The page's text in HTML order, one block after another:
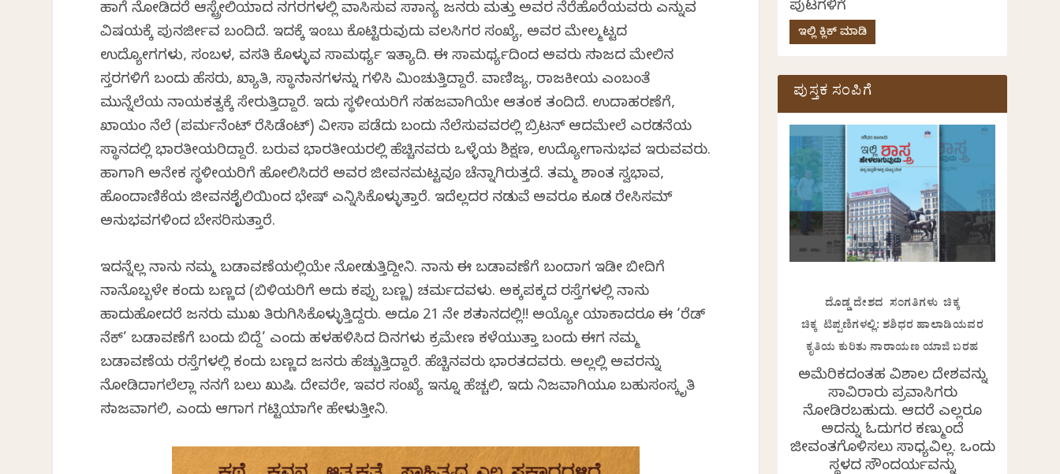
ಹಾಗೆ ನೋಡಿದರೆ ಆಸ್ಟ್ರೇಲಿಯಾದ ನಗರಗಳಲ್ಲಿ ವಾಸಿಸುವ ಸಾಮಾನ್ಯ ಜನರು ಮತ್ತು ಅವರ ನೆರೆಹೊರೆಯವರು ಎನ್ನುವ
ವಿಷಯಕ್ಕೆ ಪುನರ್ಜೀವ ಬಂದಿದೆ. ಇದಕ್ಕೆ ಇಂಬು ಕೊಟ್ಟಿರುವುದು ವಲಸಿಗರ ಸಂಖ್ಯೆ, ಅವರ ಮೇಲ್ಮಟ್ಟದ
ಉದ್ಯೋಗಗಳು, ಸಂಬಳ, ವಸತಿ ಕೊಳ್ಳುವ ಸಾಮರ್ಥ್ಯ ಇತ್ಯಾದಿ. ಈ ಸಾಮರ್ಥ್ಯದಿಂದ ಅವರು ಸಮಾಜದ ಮೇಲಿನ
ಸ್ತರಗಳಿಗೆ ಬಂದು ಹೆಸರು, ಖ್ಯಾತಿ, ಸ್ಥಾನಮಾನಗಳನ್ನು ಗಳಿಸಿ ಮಿಂಚುತ್ತಿದ್ದಾರೆ. ವಾಣಿಜ್ಯ, ರಾಜಕೀಯ ಎಂಬಂತೆ
ಮುನ್ನೆಲೆಯ ನಾಯಕತ್ವಕ್ಕೆ ಸೇರುತ್ತಿದ್ದಾರೆ. ಇದು ಸ್ಥಳೀಯರಿಗೆ ಸಹಜವಾಗಿಯೇ ಆತಂಕ ತಂದಿದೆ. ಉದಾಹರಣೆಗೆ,
ಖಾಯಂ ನೆಲೆ (ಪರ್ಮನೆಂಟ್ ರೆಸಿಡೆಂಟ್) ವೀಸಾ ಪಡೆದು ಬಂದು ನೆಲೆಸುವವರಲ್ಲಿ ಬ್ರಿಟನ್ ಆದಮೇಲೆ ಎರಡನೆಯ
ಸ್ಥಾನದಲ್ಲಿ ಭಾರತೀಯರಿದ್ದಾರೆ. ಬರುವ ಭಾರತೀಯರಲ್ಲಿ ಹೆಚ್ಚಿನವರು ಒಳ್ಳೆಯ ಶಿಕ್ಷಣ, ಉದ್ಯೋಗಾನುಭವ ಇರುವವರು.
ಹಾಗಾಗಿ ಅನೇಕ ಸ್ಥಳೀಯರಿಗೆ ಹೋಲಿಸಿದರೆ ಅವರ ಜೀವನಮಟ್ಟವೂ ಚೆನ್ನಾಗಿರುತ್ತದೆ. ತಮ್ಮ ಶಾಂತ ಸ್ವಭಾವ,
ಹೊಂದಾಣಿಕೆಯ ಜೀವನಶೈಲಿಯಿಂದ ಭೇಷ್ ಎನ್ನಿಸಿಕೊಳ್ಳುತ್ತಾರೆ. ಇದೆಲ್ಲದರ ನಡುವೆ ಅವರೂ ಕೂಡ ರೇಸಿಸಮ್
ಅನುಭವಗಳಿಂದ ಬೇಸರಿಸುತ್ತಾರೆ.
ಇದನ್ನೆಲ್ಲ ನಾನು ನಮ್ಮ ಬಡಾವಣೆಯಲ್ಲಿಯೇ ನೋಡುತ್ತಿದ್ದೀನಿ. ನಾನು ಈ ಬಡಾವಣೆಗೆ ಬಂದಾಗ ಇಡೀ ಬೀದಿಗೆ
ನಾನೊಬ್ಬಳೇ ಕಂದು ಬಣ್ಣದ (ಬಿಳಿಯರಿಗೆ ಅದು ಕಪ್ಪು ಬಣ್ಣ) ಚರ್ಮದವಳು. ಅಕ್ಕಪಕ್ಕದ ರಸ್ತೆಗಳಲ್ಲಿ ನಾನು
ಹಾದುಹೋದರೆ ಜನರು ಮುಖ ತಿರುಗಿಸಿಕೊಳ್ಳುತ್ತಿದ್ದರು. ಅದೂ 21 ನೇ ಶತಮಾನದಲ್ಲಿ!! ಅಯ್ಯೋ ಯಾಕಾದರೂ ಈ ‘ರೆಡ್
ನೆಕ್’ ಬಡಾವಣೆಗೆ ಬಂದು ಬಿದ್ದೆ’ ಎಂದು ಹಳಹಳಿಸಿದ ದಿನಗಳು ಕ್ರಮೇಣ ಕಳೆಯುತ್ತಾ ಬಂದು ಈಗ ನಮ್ಮ
ಬಡಾವಣೆಯ ರಸ್ತೆಗಳಲ್ಲಿ ಕಂದು ಬಣ್ಣದ ಜನರು ಹೆಚ್ಚುತ್ತಿದ್ದಾರೆ. ಹೆಚ್ಚಿನವರು ಭಾರತದವರು. ಅಲ್ಲಲ್ಲಿ ಅವರನ್ನು
ನೋಡಿದಾಗಲೆಲ್ಲಾ ನನಗೆ ಬಲು ಖುಷಿ. ದೇವರೇ, ಇವರ ಸಂಖ್ಯೆ ಇನ್ನೂ ಹೆಚ್ಚಲಿ, ಇದು ನಿಜವಾಗಿಯೂ ಬಹುಸಂಸ್ಕೃತಿ
ಸಮಾಜವಾಗಲಿ, ಎಂದು ಆಗಾಗ ಗಟ್ಟಿಯಾಗೇ ಹೇಳುತ್ತೀನಿ.
ಪುಟಗಳಿಗೆ
ಇಲ್ಲಿ ಕ್ಲಿಕ್ ಮಾಡಿ
ಪುಸ್ತಕ ಸಂಪಿಗೆ
ದೊಡ್ಡ ದೇಶದ ಸಂಗತಿಗಳು ಚಿಕ್ಕ
ಚಿಕ್ಕ ಟಿಪ್ಪಣಿಗಳಲ್ಲಿ: ಶಶಿಧರ ಹಾಲಾಡಿಯವರ
ಕೃತಿಯ ಕುರಿತು ನಾರಾಯಣ ಯಾಜಿ ಬರಹ
ಅಮೆರಿಕದಂತಹ ವಿಶಾಲ ದೇಶವನ್ನು
ಸಾವಿರಾರು ಪ್ರವಾಸಿಗರು
ನೋಡಿರಬಹುದು. ಆದರೆ ಎಲ್ಲರೂ
ಅದನ್ನು ಓದುಗರ ಕಣ್ಮುಂದೆ
ಜೀವಂತಗೊಳಿಸಲು ಸಾಧ್ಯವಿಲ್ಲ. ಒಂದು
ಸ್ಥಳದ ಸೌಂದರ್ಯವನ್ನು